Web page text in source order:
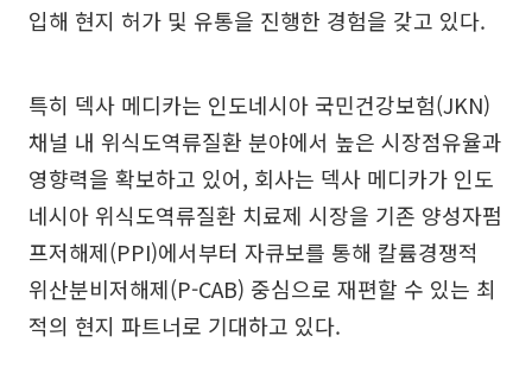
입해 현지 허가 및 유통을 진행한 경험을 갖고 있다.
특히 덱사 메디카는 인도네시아 국민건강보험(JKN)
채널 내 위식도역류질환 분야에서 높은 시장점유율과
영향력을 확보하고 있어, 회사는 덱사 메디카가 인도
네시아 위식도역류질환 치료제 시장을 기존 양성자펌
프저해제(PPI)에서부터 자큐보를 통해 칼륨경쟁적
위산분비저해제(P-CAB) 중심으로 재편할 수 있는 최
적의 현지 파트너로 기대하고 있다.